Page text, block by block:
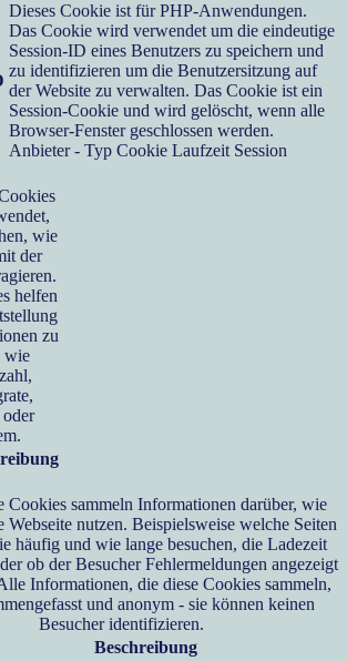
Dieses Cookie ist für PHP-Anwendungen.
Das Cookie wird verwendet um die eindeutige
Session-ID eines Benutzers zu speichern und
zu identifizieren um die Benutzersitzung auf
der Website zu verwalten. Das Cookie ist ein
Session-Cookie und wird gelöscht, wenn alle
Browser-Fenster geschlossen werden.
Anbieter - Typ Cookie Laufzeit Session
wie
der
helfen
zu
wie
Cookies sammeln Informationen darüber, wie
Webseite nutzen. Beispielsweise welche Seiten
häufig und wie lange besuchen, die Ladezeit
ob der Besucher Fehlermeldungen angezeigt
Informationen, die diese Cookies sammeln,
und anonym - sie können keinen
Besucher identifizieren.
Beschreibung